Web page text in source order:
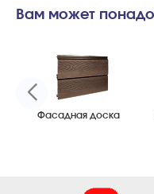
Вам может
Фасадная доска